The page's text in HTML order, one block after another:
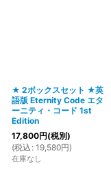
★ 2ボックスセット ★英
語版 Eternity Code エタ
ーニティ・コード 1st
Edition
17,800円(税別)
(税込 : 19,580円)
在庫なし